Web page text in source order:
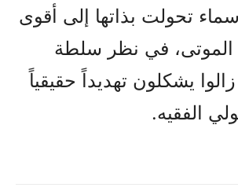
تحولت بذاتها إلى أقوى
الموتى، في نظر سلطة
زالوا يشكلون تهديداً حقيقياً
الفقيه.